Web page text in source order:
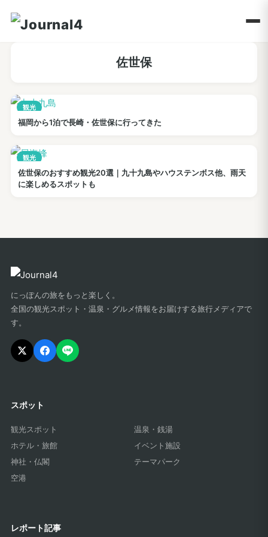
佐世保
観光
福岡から1泊で長崎・佐世保に行ってきた
観光
佐世保のおすすめ観光20選｜九十九島やハウステンボス他、雨天
に楽しめるスポットも
にっぽんの旅をもっと楽しく。
全国の観光スポット・温泉・グルメ情報をお届けする旅行メディアで
す。
スポット
観光スポット
温泉・銭湯
ホテル・旅館
イベント施設
神社・仏閣
テーマパーク
空港
レポート記事